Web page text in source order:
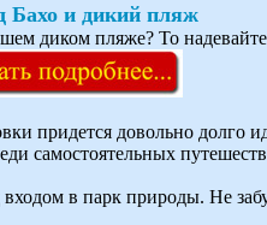
Бахо и дикий пляж
диком пляже? То
придется довольно долго
самостоятельных
в парк природы. Не